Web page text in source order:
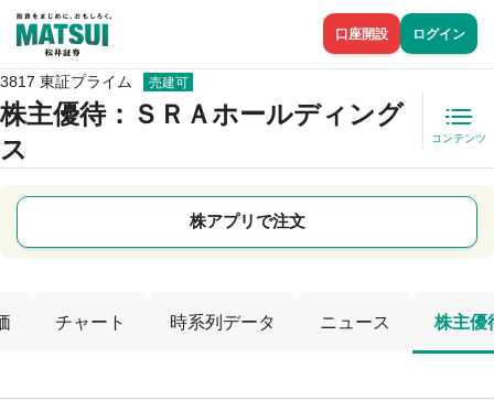
口座開設 ログイン
3817 東証プライム 売建可
株主優待：ＳＲＡホールディング
ス
コンテンツ
株アプリで注文
チャート 時系列データ ニュース 株主優